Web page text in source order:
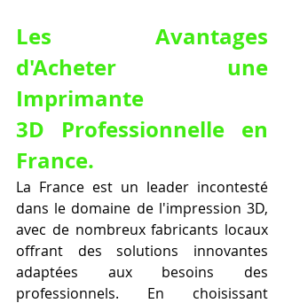
Les Avantages
d'Acheter une
Imprimante
3D Professionnelle en
France.
La France est un leader incontesté
dans le domaine de l'impression 3D,
avec de nombreux fabricants locaux
offrant des solutions innovantes
adaptées aux besoins des